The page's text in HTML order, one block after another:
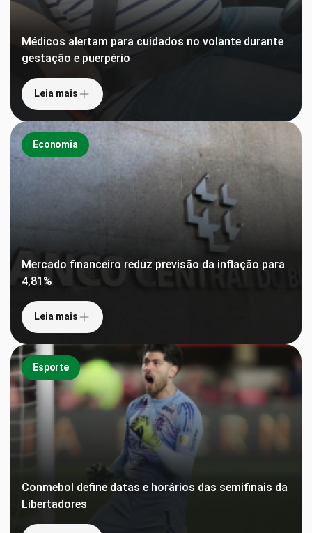
Médicos alertam para cuidados no volante durante
gestação e puerpério
Leia mais
Economia
Mercado financeiro reduz previsão da inflação para
4,81%
Leia mais
Esporte
Conmebol define datas e horários das semifinais da
Libertadores